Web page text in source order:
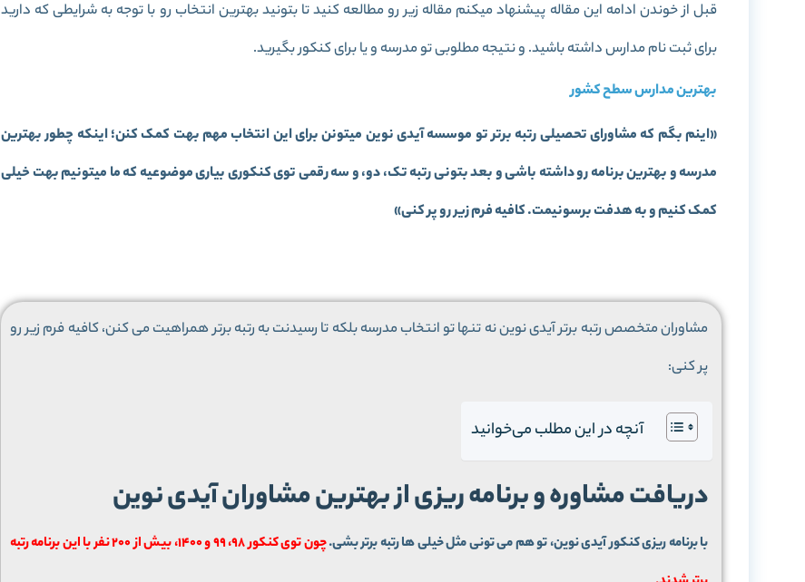
قبل از خوندن ادامه این مقاله پیشنهاد میکنم مقاله زیر رو مطالعه کنید تا بتونید بهترین انتخاب رو با توجه به شرایطی که دارید
برای ثبت نام مدارس داشته باشید. و نتیجه مطلوبی تو مدرسه و یا برای کنکور بگیرید.
بهترین مدارس سطح کشور
«اینم بگم که مشاورای تحصیلی رتبه برتر تو موسسه آیدی نوین میتونن برای این انتخاب مهم بهت کمک کنن؛ اینکه چطور بهترین
مدرسه و بهترین برنامه رو داشته باشی و بعد بتونی رتبه تک، دو، و سه رقمی توی کنکوری بیاری موضوعیه که ما میتونیم بهت خیلی
کمک کنیم و به هدفت برسونیمت. کافیه فرم زیر رو پر کنی»
مشاوران متخصص رتبه برتر آیدی نوین نه تنها تو انتخاب مدرسه بلکه تا رسیدنت به رتبه برتر همراهیت می کنن، کافیه فرم زیر رو
پر کنی:
آنچه در این مطلب می‌خوانید
دریافت مشاوره و برنامه ریزی از بهترین مشاوران آیدی نوین
با برنامه ریزی کنکور آیدی نوین، تو هم می تونی مثل خیلی ها رتبه برتر بشی.
چون توی کنکور 98، 99 و 1400، بیش از 200 نفر با این برنامه رتبه